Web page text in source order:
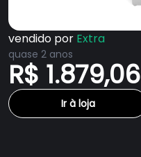
vendido por Extra
quase 2 anos
R$ 1.879,06
Ir à loja